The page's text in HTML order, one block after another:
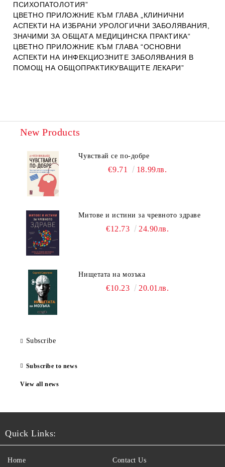
ПСИХОПАТОЛОТИЯ”
ЦВЕТНО ПРИЛОЖНИЕ КЪМ ГЛАВА „КЛИНИЧНИ
АСПЕКТИ НА ИЗБРАНИ УРОЛОГИЧНИ ЗАБОЛЯВАНИЯ,
ЗНАЧИМИ ЗА ОБЩАТА МЕДИЦИНСКА ПРАКТИКА“
ЦВЕТНО ПРИЛОЖНИЕ КЪМ ГЛАВА “ОСНОВНИ
АСПЕКТИ НА ИНФЕКЦИОЗНИТЕ ЗАБОЛЯВАНИЯ В
ПОМОЩ НА ОБЩОПРАКТИКУВАЩИТЕ ЛЕКАРИ”
New Products
Чувствай се по-добре
€9.71 18.99лв.
Митове и истини за чревното здраве
€12.73 24.90лв.
Нищетата на мозъка
€10.23 20.01лв.
Subscribe
Subscribe to news
View all news
Quick Links:
Home Contact Us